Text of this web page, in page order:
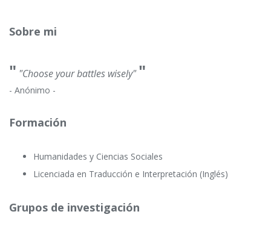
Sobre mi
" "Choose your battles wisely" "
- Anónimo -
Formación
Humanidades y Ciencias Sociales
Licenciada en Traducción e Interpretación (Inglés)
Grupos de investigación